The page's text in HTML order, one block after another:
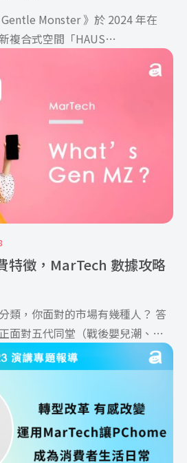
Monster 》於 2024 年在
複合式空間「HAUS
巨人與巨型螳螂裝置即震撼登
滿超現實感的當代藝術館，而透
擊與藝術敘事的「策展型」場
成員 Jennie 合作推
Salon」，《 Gentle Monster
熱潮。在開幕期間，即使是平日
，社群平台瞬間被打卡洗版。就
與藝術、潮流、名人共同編織的
特徵，MarTech 數據攻略
類，你面對的市場有幾種人？ 答
面對五代同堂（戰後嬰兒潮、